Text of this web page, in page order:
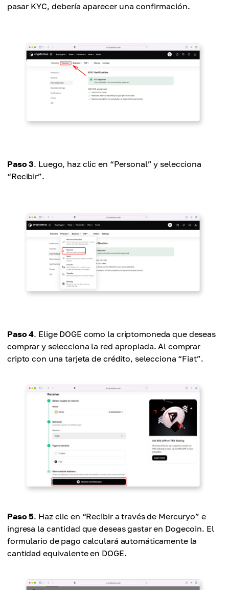
pasar KYC, debería aparecer una confirmación.
Paso 3. Luego, haz clic en “Personal” y selecciona
“Recibir”.
Paso 4. Elige DOGE como la criptomoneda que deseas
comprar y selecciona la red apropiada. Al comprar
cripto con una tarjeta de crédito, selecciona “Fiat”.
Paso 5. Haz clic en “Recibir a través de Mercuryo” e
ingresa la cantidad que deseas gastar en Dogecoin. El
formulario de pago calculará automáticamente la
cantidad equivalente en DOGE.